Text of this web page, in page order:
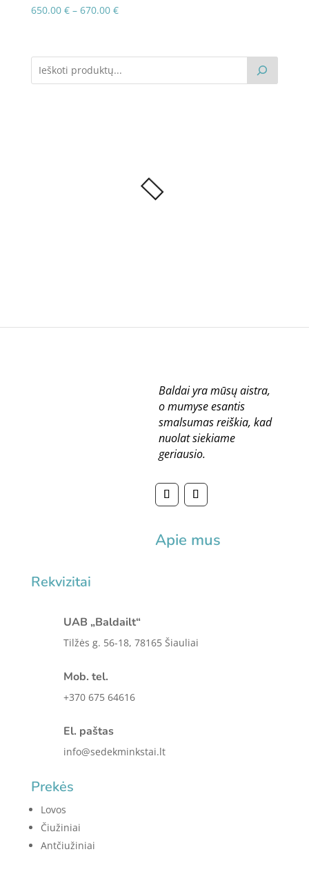
650.00 € – 670.00 €Price
through
670.00 €
Baldai yra mūsų aistra,
o mumyse esantis
smalsumas reiškia, kad
nuolat siekiame
geriausio.
Apie mus
Rekvizitai
UAB „Baldailt“
Tilžės g. 56-18, 78165 Šiauliai
Mob. tel.
+370 675 64616
El. paštas
info@sedekminkstai.lt
Prekės
Lovos
Čiužiniai
Antčiužiniai